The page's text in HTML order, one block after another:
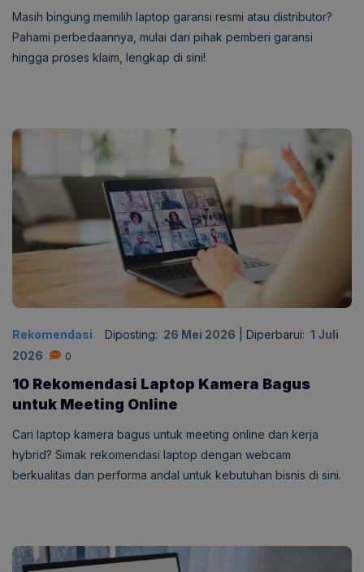
Masih bingung memilih laptop garansi resmi atau distributor?
Pahami perbedaannya, mulai dari pihak pemberi garansi
hingga proses klaim, lengkap di sini!
Rekomendasi Diposting: 26 Mei 2026 Diperbarui: 1 Juli
2026
0
10 Rekomendasi Laptop Kamera Bagus
untuk Meeting Online
Cari laptop kamera bagus untuk meeting online dan kerja
hybrid? Simak rekomendasi laptop dengan webcam
berkualitas dan performa andal untuk kebutuhan bisnis di sini.